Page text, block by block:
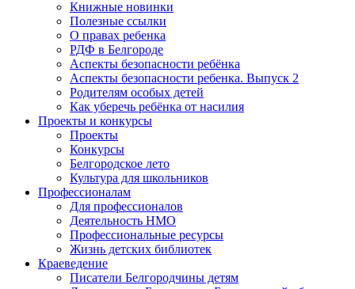
Книжные новинки
Полезные ссылки
О правах ребенка
РДФ в Белгороде
Аспекты безопасности ребёнка
Аспекты безопасности ребенка. Выпуск 2
Родителям особых детей
Как уберечь ребёнка от насилия
Проекты и конкурсы
Проекты
Конкурсы
Белгородское лето
Культура для школьников
Профессионалам
Для профессионалов
Деятельность НМО
Профессиональные ресурсы
Жизнь детских библиотек
Краеведение
Писатели Белгородчины детям